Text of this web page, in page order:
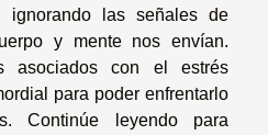
ignorando las señales de
y mente nos envían.
asociados con el estrés
para poder enfrentarlo
Continúe leyendo para